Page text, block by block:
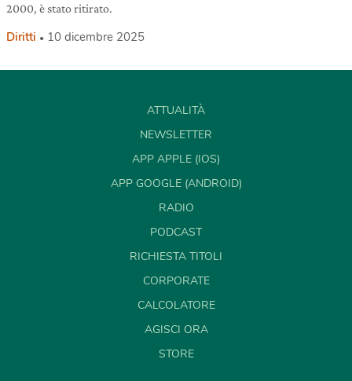
2000, è stato ritirato.
Diritti 10 dicembre 2025
ATTUALITÀ
NEWSLETTER
APP APPLE (IOS)
APP GOOGLE (ANDROID)
RADIO
PODCAST
RICHIESTA TITOLI
CORPORATE
CALCOLATORE
AGISCI ORA
STORE